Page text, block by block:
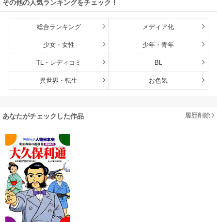
その他の人気ランキングをチェック！
総合ランキング メディア化
少女・女性 少年・青年
TL・レディコミ BL
異世界・転生 お色気
あなたがチェックした作品 履歴削除